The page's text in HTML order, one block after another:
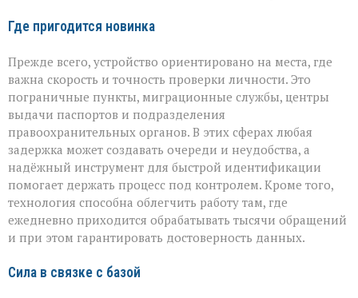
Где пригодится новинка
Прежде всего, устройство ориентировано на места, где
важна скорость и точность проверки личности. Это
пограничные пункты, миграционные службы, центры
выдачи паспортов и подразделения
правоохранительных органов. В этих сферах любая
задержка может создавать очереди и неудобства, а
надёжный инструмент для быстрой идентификации
помогает держать процесс под контролем. Кроме того,
технология способна облегчить работу там, где
ежедневно приходится обрабатывать тысячи обращений
и при этом гарантировать достоверность данных.
Сила в связке с базой